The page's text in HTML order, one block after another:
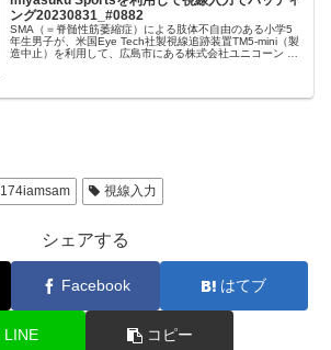
ング20230831_#0882
SMA（＝脊髄性筋萎縮症）による肢体不自由のある小学5
年生男子が、米国Eye Tech社製視線追跡装置TM5-mini（製
造中止）を利用して、広島市にある株式会社ユニコーン が
174iamsam 視線入力
シェアする
Facebook はてブ
LINE コピー